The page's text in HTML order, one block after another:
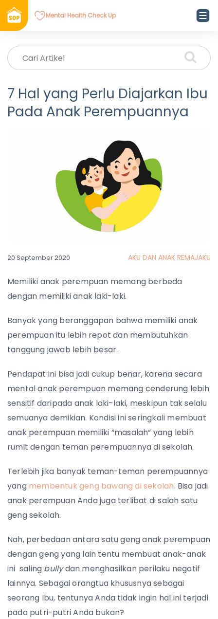
Mental Health Check Up
7 Hal yang Perlu Diajarkan Ibu
Pada Anak Perempuannya
20 September 2020 AKU DAN ANAK REMAJAKU
Memiliki anak perempuan memang berbeda
dengan memiliki anak laki-laki.
Banyak yang beranggapan bahwa memiliki anak
perempuan itu lebih repot dan membutuhkan
tanggung jawab lebih besar.
Pendapat ini bisa jadi cukup benar, karena secara
mental anak perempuan memang cenderung lebih
sensitif daripada anak laki-laki, meskipun tak selalu
semuanya demikian. Kondisi ini seringkali membuat
anak perempuan memiliki “masalah” yang lebih
rumit dengan teman perempuannya di sekolah.
Terlebih jika banyak teman-teman perempuannya
yang membentuk geng bawang di sekolah. Bisa jadi
anak perempuan Anda juga terlibat di salah satu
geng sekolah.
Nah, perbedaan antara satu geng anak perempuan
dengan geng yang lain tentu membuat anak-anak
ini saling bullydan menghasilkan perilaku negatif
lainnya. Sebagai orangtua khususnya sebagai
seorang Ibu, tentunya Anda tidak ingin hal ini terjadi
pada putri-putri Anda bukan?